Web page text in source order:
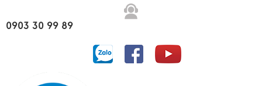
0903 30 99 89